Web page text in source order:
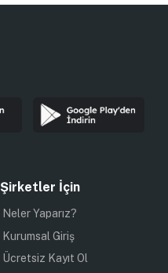
Şirketler İçin
Neler Yaparız?
Kurumsal Giriş
Ücretsiz Kayıt Ol